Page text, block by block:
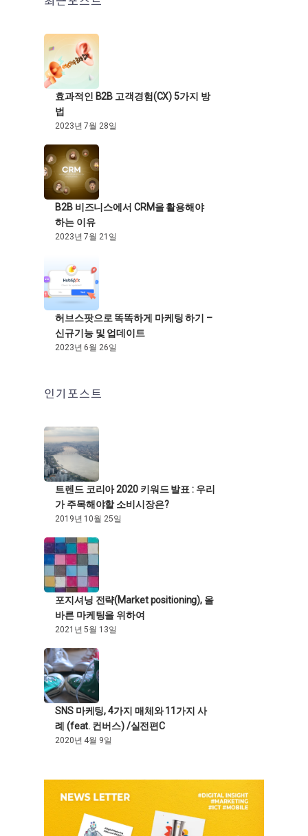
효과적인 B2B 고객경험(CX) 5가지 방
법
2023년 7월 28일
B2B 비즈니스에서 CRM을 활용해야
하는 이유
2023년 7월 21일
허브스팟으로 똑똑하게 마케팅 하기 –
신규기능 및 업데이트
2023년 6월 26일
인기포스트
트렌드 코리아 2020 키워드 발표 : 우리
가 주목해야할 소비시장은?
2019년 10월 25일
포지셔닝 전략(Market positioning), 올
바른 마케팅을 위하여
2021년 5월 13일
SNS 마케팅, 4가지 매체와 11가지 사
례 (feat. 컨버스) /실전편C
2020년 4월 9일